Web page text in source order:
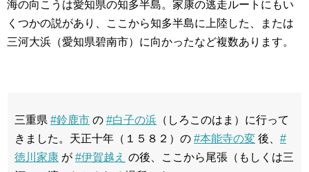
海の向こうは愛知県の知多半島。家康の逃走ルートにもい
くつかの説があり、ここから知多半島に上陸した、または
三河大浜（愛知県碧南市）に向かったなど複数あります。
三重県 #鈴鹿市 の #白子の浜 （しろこのはま）に行って
きました。天正十年（１５８２）の #本能寺の変 後、 #
徳川家康 が #伊賀越え の後、ここから尾張（もしくは三